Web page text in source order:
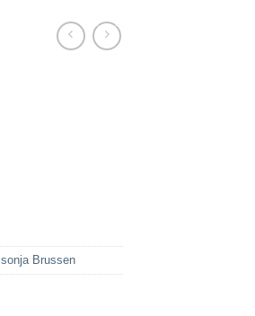
sonja Brussen